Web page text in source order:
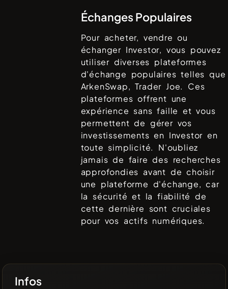
Échanges Populaires
Pour acheter, vendre ou
échanger Investor, vous pouvez
utiliser diverses plateformes
d'échange populaires telles que
ArkenSwap, Trader Joe. Ces
plateformes offrent une
expérience sans faille et vous
permettent de gérer vos
investissements en Investor en
toute simplicité. N'oubliez
jamais de faire des recherches
approfondies avant de choisir
une plateforme d'échange, car
la sécurité et la fiabilité de
cette dernière sont cruciales
pour vos actifs numériques.
Infos